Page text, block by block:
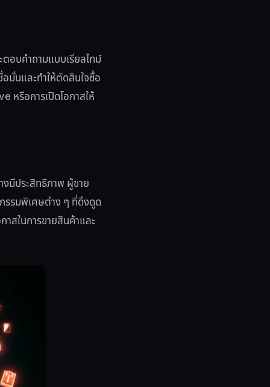
อบคำถามแบบเรียลไทม์
อมั่นและทำให้ตัดสินใจซื้อ
หรือการเปิดโอกาสให้
งมีประสิทธิภาพ ผู้ขาย
รรมพิเศษต่าง ๆ ที่ดึงดูด
สในการขายสินค้าและ